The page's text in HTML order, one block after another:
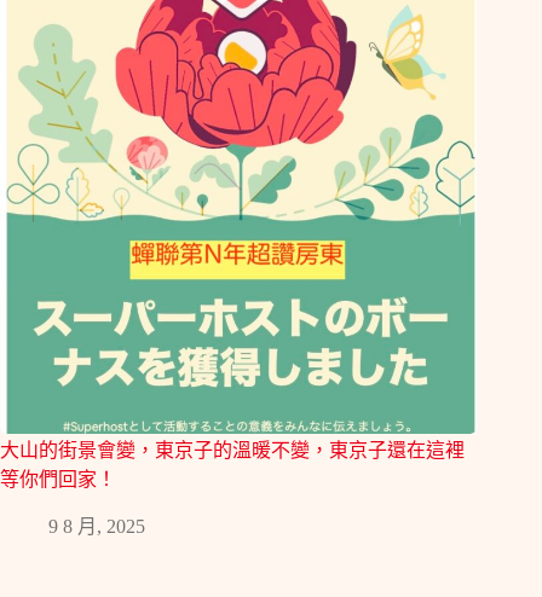
大山的街景會變，東京子的溫暖不變，東京子還在這裡
等你們回家！
9 8 月, 2025